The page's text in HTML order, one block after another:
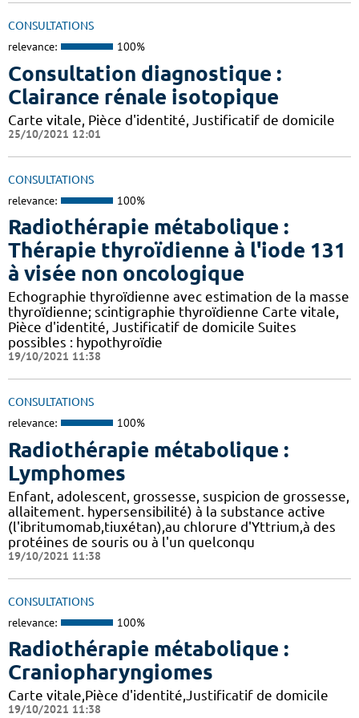
CONSULTATIONS
relevance: 100%
Consultation diagnostique :
Clairance rénale isotopique
Carte vitale, Pièce d'identité, Justificatif de domicile
25/10/2021 12:01
CONSULTATIONS
relevance: 100%
Radiothérapie métabolique :
Thérapie thyroïdienne à l'iode 131
à visée non oncologique
Echographie thyroïdienne avec estimation de la masse
thyroïdienne; scintigraphie thyroïdienne Carte vitale,
Pièce d'identité, Justificatif de domicile Suites
possibles : hypothyroïdie
19/10/2021 11:38
CONSULTATIONS
relevance: 100%
Radiothérapie métabolique :
Lymphomes
Enfant, adolescent, grossesse, suspicion de grossesse,
allaitement. hypersensibilité) à la substance active
(l'ibritumomab,tiuxétan),au chlorure d'Yttrium,à des
protéines de souris ou à l'un quelconqu
19/10/2021 11:38
CONSULTATIONS
relevance: 100%
Radiothérapie métabolique :
Craniopharyngiomes
Carte vitale,Pièce d'identité,Justificatif de domicile
19/10/2021 11:38